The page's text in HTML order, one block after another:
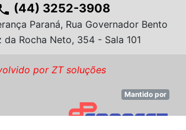
(44) 3252-3908
Paraná, Rua Governador Bento
da Rocha Neto, 354 - Sala 101
por ZT soluções
Mantido por